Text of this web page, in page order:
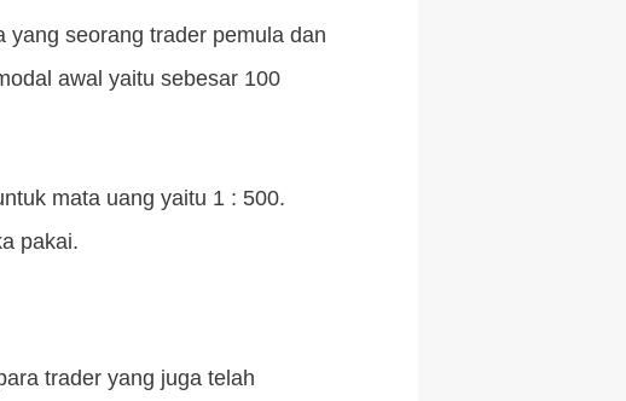
yang seorang trader pemula dan
awal yaitu sebesar 100
mata uang yaitu 1 : 500.
pakai.
trader yang juga telah